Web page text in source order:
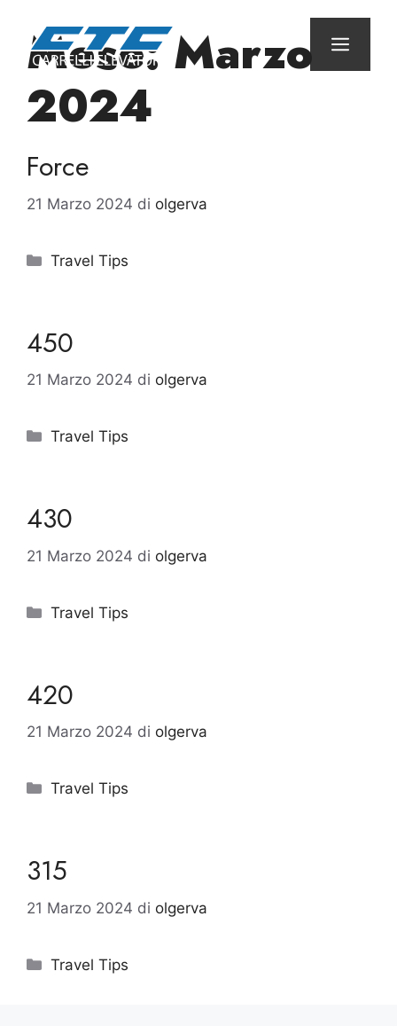
contenuto
Menu
Mese:Marzo
2024
Force
21 Marzo 2024 di olgerva
Categorie
Travel Tips
450
21 Marzo 2024 di olgerva
Categorie
Travel Tips
430
21 Marzo 2024 di olgerva
Categorie
Travel Tips
420
21 Marzo 2024 di olgerva
Categorie
Travel Tips
315
21 Marzo 2024 di olgerva
Categorie
Travel Tips